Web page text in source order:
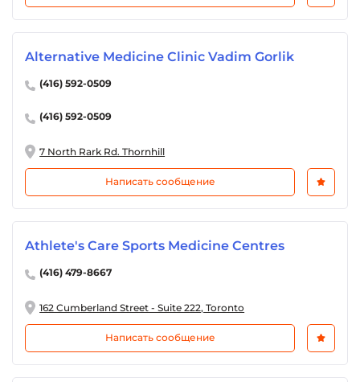
Alternative Medicine Clinic Vadim Gorlik
(416) 592-0509
(416) 592-0509
7 North Rark Rd. Thornhill
Написать сообщение
Athlete's Care Sports Medicine Centres
(416) 479-8667
162 Cumberland Street - Suite 222, Toronto
Написать сообщение